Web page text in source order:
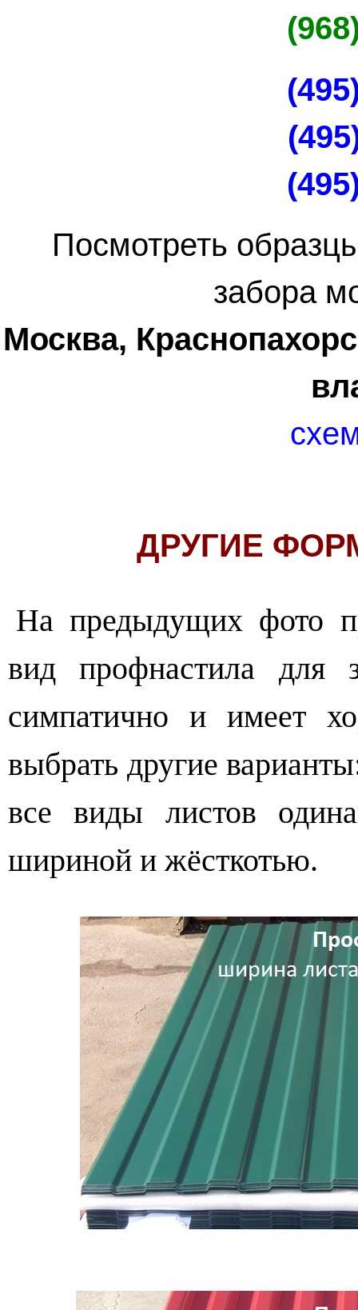
Посмотреть
забора
Москва,
ДРУГИЕ
На предыдущих фото
вид профнастила
симпатично и имеет
выбрать другие
все виды листов
шириной и жёсткотью.